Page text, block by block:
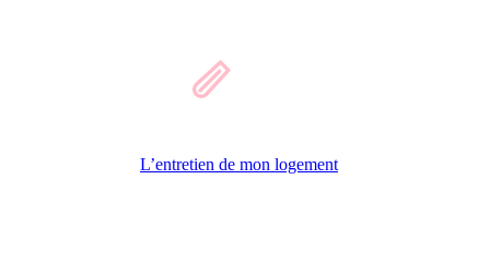
L’entretien de mon logement